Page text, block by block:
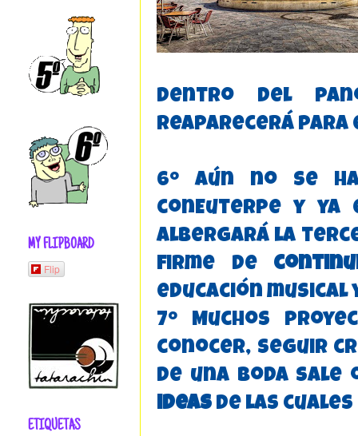
dentro del
reaparecerá
6º Aún no se
conEuterpe y ya
albergará la
firme de
educación musical
7º Muchos
conocer, seguir
de una boda
ideas de las
MY FLIPBOARD
Flip
ETIQUETAS